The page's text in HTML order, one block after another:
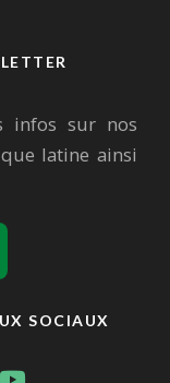
infos sur nos
latine ainsi
SOCIAUX